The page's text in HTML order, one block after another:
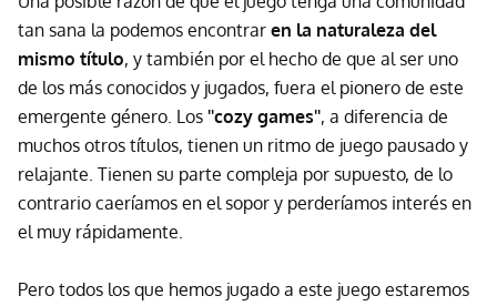
tan sana la podemos encontrar en la naturaleza del
mismo título, y también por el hecho de que al ser uno
de los más conocidos y jugados, fuera el pionero de este
emergente género. Los ''cozy games'', a diferencia de
muchos otros títulos, tienen un ritmo de juego pausado y
relajante. Tienen su parte compleja por supuesto, de lo
contrario caeríamos en el sopor y perderíamos interés en
el muy rápidamente.
Pero todos los que hemos jugado a este juego estaremos